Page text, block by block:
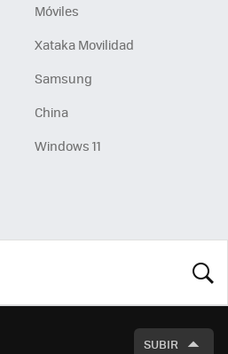
Móviles
Xataka Movilidad
Samsung
China
Windows 11
SUBIR